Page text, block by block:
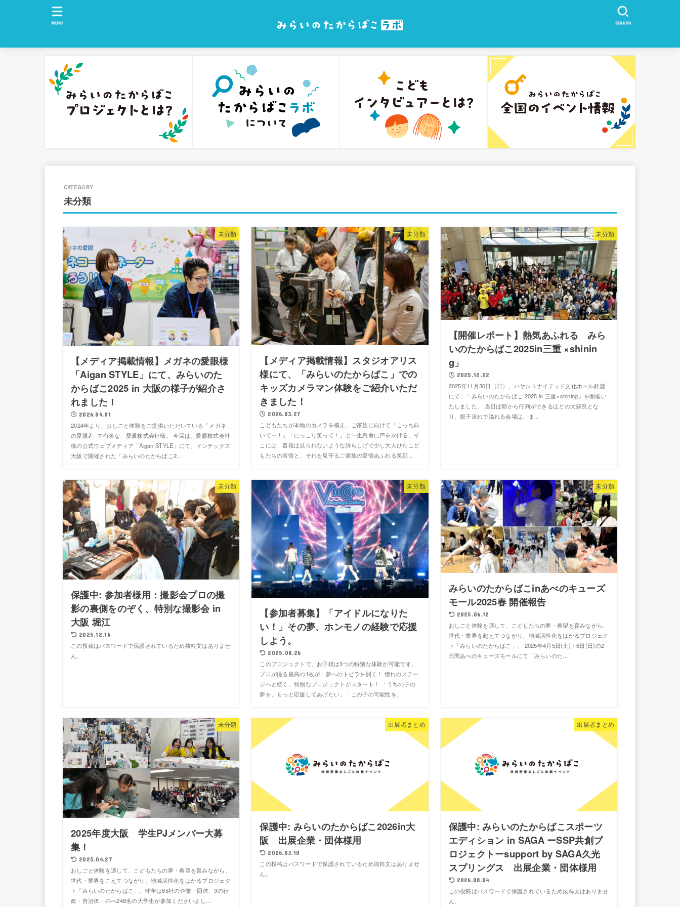
SEARCH
MENU
未分類
未分類
【メディア掲載情報】メガネの愛眼様
「Aigan STYLE」にて、みらいのた
からばこ2025 in 大阪の様子が紹介さ
れました！
2026.04.01
2024年より、おしごと体験をご提供いただいている「メガネ
の愛眼♪」で有名な、愛眼株式会社様。 今回は、愛眼株式会社
様の公式ウェブメディア「Aigan STYLE」にて、インテックス
大阪で開催された「みらいのたからばこ2...
未分類
【メディア掲載情報】スタジオアリス
様にて、「みらいのたからばこ」での
キッズカメラマン体験をご紹介いただ
きました！
2026.03.27
こどもたちが本物のカメラを構え、ご家族に向けて「こっち向
いてー！」「にっこり笑って！」と一生懸命に声をかける。そ
こには、普段は見られないような誇らしげで少し大人びたこど
もたちの表情と、それを見守るご家族の愛情あふれる笑顔...
未分類
【開催レポート】熱気あふれる みら
いのたからばこ2025in三重 ×shinin
g」
2025.12.22
2025年11月30日（日）、ハヤシユナイテッド文化ホール鈴鹿
にて、「みらいのたからばこ 2025 in 三重×shining」を開催い
たしました。 当日は朝から行列ができるほどの大盛況とな
り、親子連れで溢れる会場は、ま...
未分類
保護中: 参加者様用：撮影会プロの撮
影の裏側をのぞく、特別な撮影会 in
大阪 堀江
2025.12.16
この投稿はパスワードで保護されているため抜粋文はありませ
ん。
未分類
【参加者募集】「アイドルになりた
い！」その夢、ホンモノの経験で応援
しよう。
2025.08.26
このプロジェクトで、お子様は3つの特別な体験が可能です。
プロが撮る最高の1枚が、夢へのトビラを開く！ 憧れのステー
ジへと続く、特別なプロジェクトがスタート！ 「うちの子の
夢を、もっと応援してあげたい」「この子の可能性を...
未分類
みらいのたからばこinあべのキューズ
モール2025春 開催報告
2025.06.12
おしごと体験を通して、こどもたちの夢・希望を育みながら、
世代・業界を超えてつながり、地域活性化をはかるプロジェク
ト「みらいのたからばこ」。 2025年4月5日(土)・6日(日)の2
日間あべのキューズモールにて「みらいのた...
未分類
2025年度大阪 学生PJメンバー大募
集！
2025.04.27
おしごと体験を通して、こどもたちの夢・希望を育みながら、
世代・業界をこえてつながり、地域活性化をはかるプロジェク
ト「みらいのたからばこ」。昨年は65社の企業・団体、9の行
政・自治体・のべ248名の大学生が参加くださいまし...
出展者まとめ
保護中: みらいのたからばこ2026in大
阪 出展企業・団体様用
2026.03.10
この投稿はパスワードで保護されているため抜粋文はありませ
ん。
出展者まとめ
保護中: みらいのたからばこスポーツ
エディション in SAGA ーSSP共創プ
ロジェクトーsupport by SAGA久光
スプリングス 出展企業・団体様用
2026.08.04
この投稿はパスワードで保護されているため抜粋文はありませ
ん。